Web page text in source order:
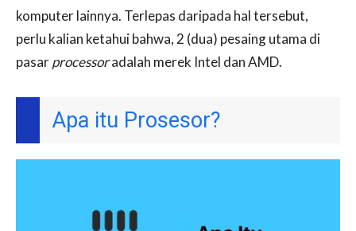
komputer lainnya. Terlepas daripada hal tersebut,
perlu kalian ketahui bahwa, 2 (dua) pesaing utama di
pasarprocessoradalah merek Intel dan AMD.
Apa itu Prosesor?